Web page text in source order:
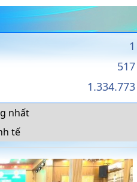
1
517
1.334.773
nhất
tế